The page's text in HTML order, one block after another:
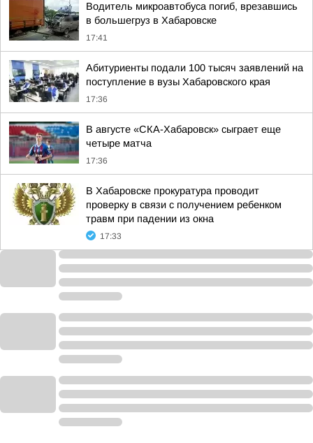
Водитель микроавтобуса погиб, врезавшись
в большегруз в Хабаровске
17:41
Абитуриенты подали 100 тысяч заявлений на
поступление в вузы Хабаровского края
17:36
В августе «СКА-Хабаровск» сыграет еще
четыре матча
17:36
В Хабаровске прокуратура проводит
проверку в связи с получением ребенком
травм при падении из окна
17:33